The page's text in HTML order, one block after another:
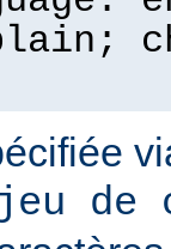
jeu de